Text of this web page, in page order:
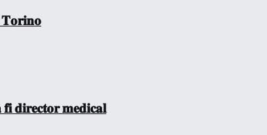
𝐓𝐨𝐫𝐢𝐧𝐨
𝐝𝐢𝐫𝐞𝐜𝐭𝐨𝐫 𝐦𝐞𝐝𝐢𝐜𝐚𝐥